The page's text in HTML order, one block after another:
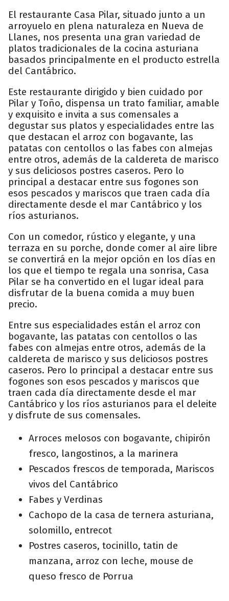
El restaurante Casa Pilar, situado junto a un
arroyuelo en plena naturaleza en Nueva de
Llanes, nos presenta una gran variedad de
platos tradicionales de la cocina asturiana
basados principalmente en el producto estrella
del Cantábrico.
Este restaurante dirigido y bien cuidado por
Pilar y Toño, dispensa un trato familiar, amable
y exquisito e invita a sus comensales a
degustar sus platos y especialidades entre las
que destacan el arroz con bogavante, las
patatas con centollos o las fabes con almejas
entre otros, además de la caldereta de marisco
y sus deliciosos postres caseros. Pero lo
principal a destacar entre sus fogones son
esos pescados y mariscos que traen cada día
directamente desde el mar Cantábrico y los
ríos asturianos.
Con un comedor, rústico y elegante, y una
terraza en su porche, donde comer al aire libre
se convertirá en la mejor opción en los días en
los que el tiempo te regala una sonrisa, Casa
Pilar se ha convertido en el lugar ideal para
disfrutar de la buena comida a muy buen
precio.
Entre sus especialidades están el arroz con
bogavante, las patatas con centollos o las
fabes con almejas entre otros, además de la
caldereta de marisco y sus deliciosos postres
caseros. Pero lo principal a destacar entre sus
fogones son esos pescados y mariscos que
traen cada día directamente desde el mar
Cantábrico y los ríos asturianos para el deleite
y disfrute de sus comensales.
Arroces melosos con bogavante, chipirón
fresco, langostinos, a la marinera
Pescados frescos de temporada, Mariscos
vivos del Cantábrico
Fabes y Verdinas
Cachopo de la casa de ternera asturiana,
solomillo, entrecot
Postres caseros, tocinillo, tatin de
manzana, arroz con leche, mouse de
queso fresco de Porrua